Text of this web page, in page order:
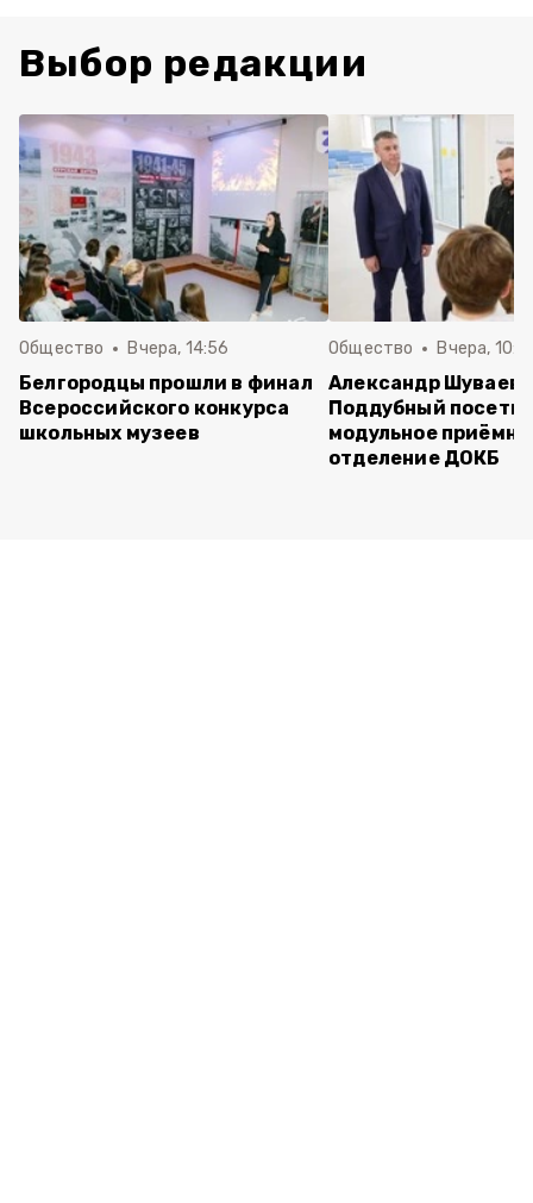
Выбор редакции
Общество Вчера, 14:56
Белгородцы прошли в финал
Всероссийского конкурса
школьных музеев
Общество Вчера,
Александр Шуваев
Поддубный
модульное
отделение ДОКБ